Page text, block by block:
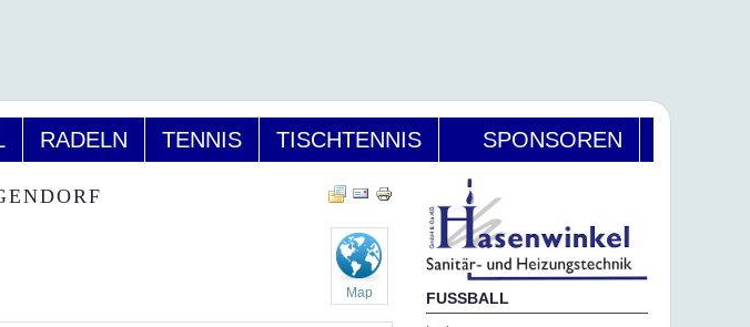
RADELN TENNIS TISCHTENNIS SPONSOREN
Map FUSSBALL